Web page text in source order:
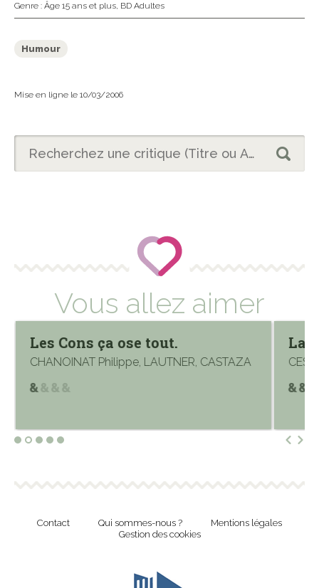
Genre : Âge 15 ans et plus, BD Adultes
Humour
Mise en ligne le 10/03/2006
Vous allez aimer
Les Cons ça ose tout.
CHANOINAT Philippe, LAUTNER, CASTAZA
Contact Qui sommes-nous ?
Mentions légales
Gestion des cookies